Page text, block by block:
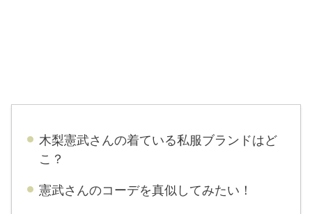
木梨憲武さんの着ている私服ブランドはど
こ？
憲武さんのコーデを真似してみたい！